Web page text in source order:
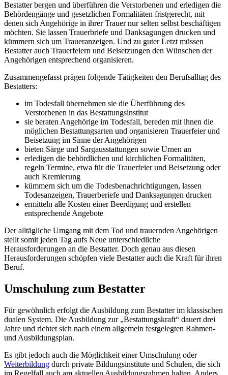
Bestatter bergen und überführen die Verstorbenen und erledigen die
Behördengänge und gesetzlichen Formalitäten fristgerecht, mit
denen sich Angehörige in ihrer Trauer nur selten selbst beschäftigen
möchten. Sie lassen Trauerbriefe und Danksagungen drucken und
kümmern sich um Traueranzeigen. Und zu guter Letzt müssen
Bestatter auch Trauerfeiern und Beisetzungen den Wünschen der
Angehörigen entsprechend organisieren.
Zusammengefasst prägen folgende Tätigkeiten den Berufsalltag des
Bestatters:
im Todesfall übernehmen sie die Überführung des
Verstorbenen in das Bestattungsinstitut
sie beraten Angehörige im Todesfall, bereden mit ihnen die
möglichen Bestattungsarten und organisieren Trauerfeier und
Beisetzung im Sinne der Angehörigen
bieten Särge und Sargausstattungen sowie Urnen an
erledigen die behördlichen und kirchlichen Formalitäten,
regeln Termine, etwa für die Trauerfeier und Beisetzung oder
auch Kremierung
kümmern sich um die Todesbenachrichtigungen, lassen
Todesanzeigen, Trauerberiefe und Danksagungen drucken
ermitteln alle Kosten einer Beerdigung und erstellen
entsprechende Angebote
Der alltägliche Umgang mit dem Tod und trauernden Angehörigen
stellt somit jeden Tag aufs Neue unterschiedliche
Herausforderungen an die Bestatter. Doch genau aus diesen
Herausforderungen schöpfen viele Bestatter auch die Kraft für ihren
Beruf.
Umschulung zum Bestatter
Für gewöhnlich erfolgt die Ausbildung zum Bestatter im klassischen
dualen System. Die Ausbildung zur „Bestattungskraft“ dauert drei
Jahre und richtet sich nach einem allgemein festgelegten Rahmen-
und Ausbildungsplan.
Es gibt jedoch auch die Möglichkeit einer Umschulung oder
Weiterbildung durch private Bildungsinstitute und Schulen, die sich
im Regelfall auch am aktuellen Ausbildungsrahmen halten. Anders